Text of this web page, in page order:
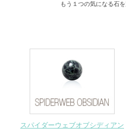
もう１つの気になる石
スパイダーウェブオブシディアン